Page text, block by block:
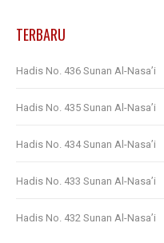
TERBARU
Hadis No. 436 Sunan Al-Nasa’i
Hadis No. 435 Sunan Al-Nasa’i
Hadis No. 434 Sunan Al-Nasa’i
Hadis No. 433 Sunan Al-Nasa’i
Hadis No. 432 Sunan Al-Nasa’i